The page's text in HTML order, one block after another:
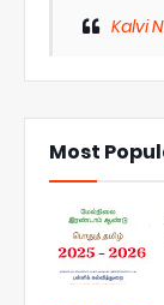
Kalvi
Most